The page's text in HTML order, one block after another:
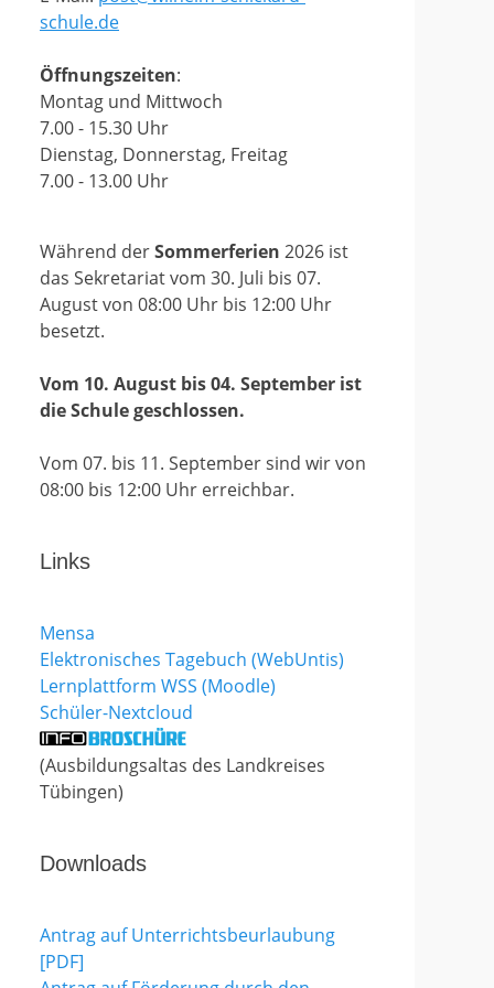
schule.de
Öffnungszeiten:
Montag und Mittwoch
7.00 - 15.30 Uhr
Dienstag, Donnerstag, Freitag
7.00 - 13.00 Uhr
Während derSommerferien 2026 ist
das Sekretariat vom 30. Juli bis 07.
August von 08:00 Uhr bis 12:00 Uhr
besetzt.
Vom 10. August bis 04. September ist
die Schule geschlossen.
Vom 07. bis 11. September sind wir von
08:00 bis 12:00 Uhr erreichbar.
Links
Mensa
Elektronisches Tagebuch (WebUntis)
Lernplattform WSS (Moodle)
Schüler-Nextcloud
(Ausbildungsaltas des Landkreises
Tübingen)
Downloads
Antrag auf Unterrichtsbeurlaubung
[PDF]